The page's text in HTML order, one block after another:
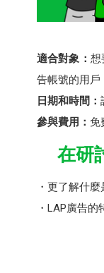
適合對象： 想
告帳號的用戶
日期和時間：
參與費用： 免
在研
・更了解什
・LAP廣告的